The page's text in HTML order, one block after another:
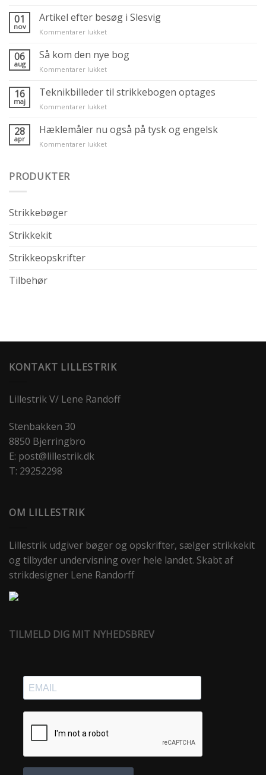
vest
kom
01
nov
Artikel efter besøg i Slesvig
Kommentarer lukket
efter
besøg
06
aug
Så kom den nye bog
Kommentarer lukket
kom
16
maj
Teknikbilleder til strikkebogen optages
Kommentarer lukket
til
strikkebogen
28
apr
Hæklemåler nu også på tysk og engelsk
Kommentarer lukket
PRODUKTER
Strikkebøger
Strikkekit
Strikkeopskrifter
Tilbehør
KONTAKT LILLESTRIK
Lillestrik V/ Lene Randoff
Stenbakken 30
8850 Bjerringbro
E: post@lillestrik.dk
T: 29252298
OM LILLESTRIK
Lillestrik udgiver bøger og opskrifter, sælger strikkekit
og tilbyder undervisning over hele landet. Skabt af
strikdesigner Lene Randorff
TILMELD DIG MIT NYHEDSBREV